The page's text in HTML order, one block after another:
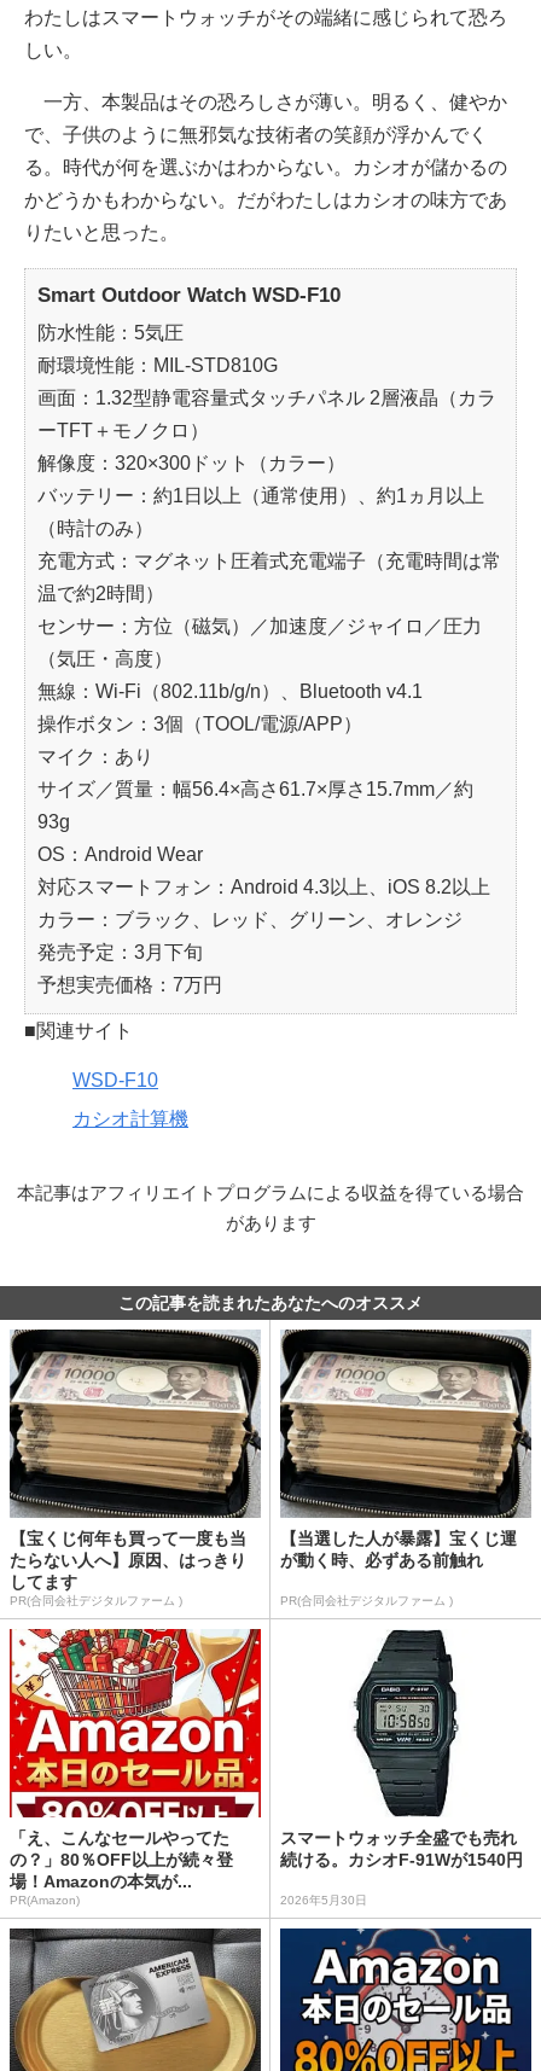
わたしはスマートウォッチがその端緒に感じられて恐ろ
しい。
一方、本製品はその恐ろしさが薄い。明るく、健やか
で、子供のように無邪気な技術者の笑顔が浮かんでく
る。時代が何を選ぶかはわからない。カシオが儲かるの
かどうかもわからない。だがわたしはカシオの味方であ
りたいと思った。
Smart Outdoor Watch WSD-F10
防水性能：5気圧
耐環境性能：MIL-STD810G
画面：1.32型静電容量式タッチパネル 2層液晶（カラ
ーTFT＋モノクロ）
解像度：320×300ドット（カラー）
バッテリー：約1日以上（通常使用）、約1ヵ月以上
（時計のみ）
充電方式：マグネット圧着式充電端子（充電時間は常
温で約2時間）
センサー：方位（磁気）／加速度／ジャイロ／圧力
（気圧・高度）
無線：Wi-Fi（802.11b/g/n）、Bluetooth v4.1
操作ボタン：3個（TOOL/電源/APP）
マイク：あり
サイズ／質量：幅56.4×高さ61.7×厚さ15.7mm／約
93g
OS：Android Wear
対応スマートフォン：Android 4.3以上、iOS 8.2以上
カラー：ブラック、レッド、グリーン、オレンジ
発売予定：3月下旬
予想実売価格：7万円
■関連サイト
WSD-F10
カシオ計算機
本記事はアフィリエイトプログラムによる収益を得ている場合
があります
この記事を読まれたあなたへのオススメ
【宝くじ何年も買って一度も当
たらない人へ】原因、はっきり
してます
PR(合同会社デジタルファーム )
【当選した人が暴露】宝くじ運
が動く時、必ずある前触れ
PR(合同会社デジタルファーム )
「え、こんなセールやってた
の？」80％OFF以上が続々登
場！Amazonの本気が...
PR(Amazon)
スマートウォッチ全盛でも売れ
続ける。カシオF-91Wが1540円
2026年5月30日